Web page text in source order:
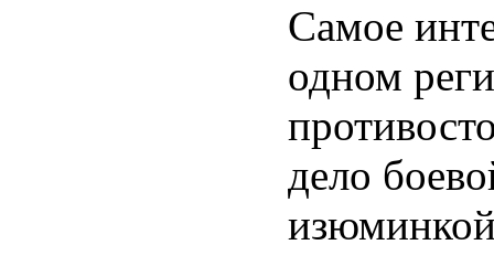
Самое
одном
дело